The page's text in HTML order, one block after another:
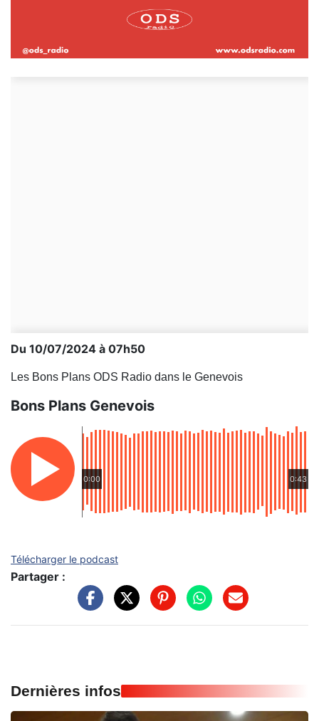
Du 10/07/2024 à 07h50
Les Bons Plans ODS Radio dans le Genevois
Bons Plans Genevois
0:00 0:43
Télécharger le podcast
Partager :
Dernières infos